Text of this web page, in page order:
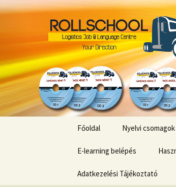
Kamionos Szakmai
Ugrás
tartalomhoz
Főoldal Nyelvi
E-learning belépés
Adatkezelési Tájékoztató